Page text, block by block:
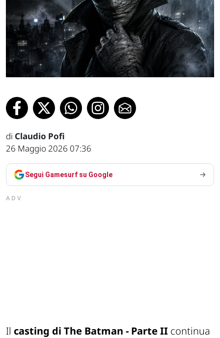
di Claudio Pofi
26 Maggio 2026 07:36
Segui Gamesurf su Google
ADV
Il casting di The Batman - Parte II continua